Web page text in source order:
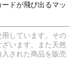
ドが飛び出るマッ
しています。その
います。また天然
された商品を販売